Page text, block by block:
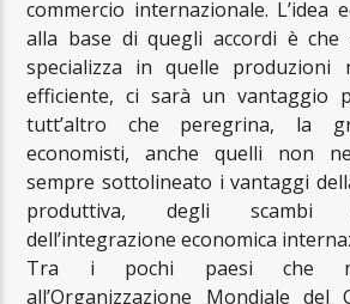
commercio internazionale. L’idea
alla base di quegli accordi è
specializza in quelle
efficiente, ci sarà un vantaggio
tutt’altro che peregrina, la
economisti, anche quelli non
sempre sottolineato i vantaggi
produttiva, degli scambi
dell’integrazione economica
Tra i pochi paesi che
all’Organizzazione Mondiale del